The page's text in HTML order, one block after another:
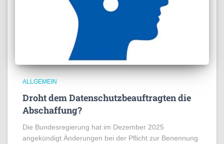
ALLGEMEIN
Droht dem Datenschutzbeauftragten die
Abschaffung?
Die Bundesregierung hat im Dezember 2025
angekündigt Änderungen bei der Pflicht zur Benennung